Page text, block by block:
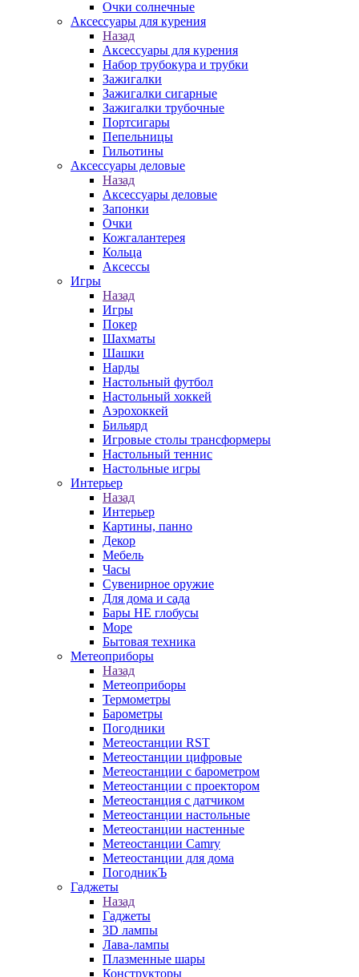
Очки солнечные
Аксессуары для курения
Назад
Аксессуары для курения
Набор трубокура и трубки
Зажигалки
Зажигалки сигарные
Зажигалки трубочные
Портсигары
Пепельницы
Гильотины
Аксессуары деловые
Назад
Аксессуары деловые
Запонки
Очки
Кожгалантерея
Кольца
Аксессы
Игры
Назад
Игры
Покер
Шахматы
Шашки
Нарды
Настольный футбол
Настольный хоккей
Аэрохоккей
Бильярд
Игровые столы трансформеры
Настольный теннис
Настольные игры
Интерьер
Назад
Интерьер
Картины, панно
Декор
Мебель
Часы
Сувенирное оружие
Для дома и сада
Бары НЕ глобусы
Море
Бытовая техника
Метеоприборы
Назад
Метеоприборы
Термометры
Барометры
Погодники
Метеостанции RST
Метеостанции цифровые
Метеостанции с барометром
Метеостанции с проектором
Метеостанция с датчиком
Метеостанции настольные
Метеостанции настенные
Метеостанции Camry
Метеостанции для дома
ПогодникЪ
Гаджеты
Назад
Гаджеты
3D лампы
Лава-лампы
Плазменные шары
Конструкторы